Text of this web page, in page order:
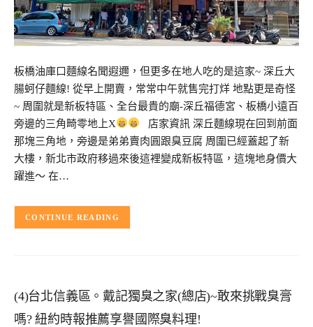
板橋油庫口麵線名聞遐邇，但更多在地人吃的是這家~ 深丘大
腸蚵仔麵線! 從早上開賣，常常中午就售完打烊 地點更是奇怪
~ 周圍就是新板特區、全台最貴的廟-深丘福德宮、板橋小遠百
旁邊的三角畸零地上X
店家資訊 深丘麵線現在回到前面
那塊三角地，旁邊是弟弟賣肉圓跟臭豆腐 周圍已經蓋起了新
大樓，新北市政府移過來後這裡變成新板特區，這塊地身價大
躍進～ 在…
CONTINUE READING
(4)台北信義區。戴記獨臭之家(總店)~敢來挑戰臭膏
嗎? 紐約時報推薦享譽國際臭料理!